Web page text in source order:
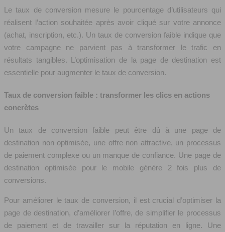
Le taux de conversion mesure le pourcentage d’utilisateurs qui
réalisent l’action souhaitée après avoir cliqué sur votre annonce
(achat, inscription, etc.). Un taux de conversion faible indique que
votre campagne ne parvient pas à transformer le trafic en
résultats tangibles. L’optimisation de la page de destination est
essentielle pour augmenter le taux de conversion.
Taux de conversion faible : transformer les clics en actions
concrètes
Un taux de conversion faible peut être dû à une page de
destination non optimisée, une offre non attractive, un processus
de paiement complexe ou un manque de confiance. Une page de
destination optimisée pour le mobile génère 2 fois plus de
conversions.
Pour améliorer le taux de conversion, il est crucial d’optimiser la
page de destination, d’améliorer l’offre, de simplifier le processus
de paiement et de travailler sur la réputation en ligne. Une